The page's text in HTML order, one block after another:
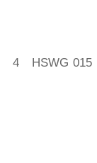
HSWG 015
4